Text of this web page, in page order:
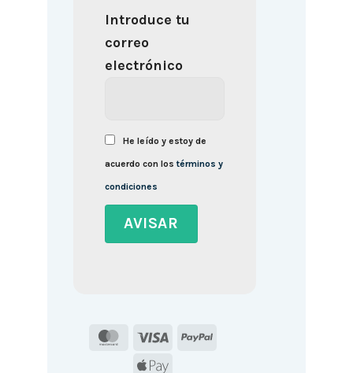
Introduce tu
correo
electrónico
He leído y estoy de
acuerdo con lostérminos y
condiciones
MasterCard
Visa
PayPal
Apple